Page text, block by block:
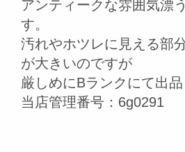
アンティークな雰囲気漂
す。
汚れやホツレに見える部
が大きいのですが
厳しめにBランクにて出品
当店管理番号：6g0291